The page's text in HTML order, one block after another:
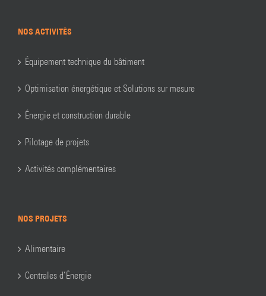
NOS ACTIVITÉS
Équipement technique du bâtiment
Optimisation énergétique et Solutions sur mesure
Énergie et construction durable
Pilotage de projets
Activités complémentaires
NOS PROJETS
Alimentaire
Centrales d’Énergie